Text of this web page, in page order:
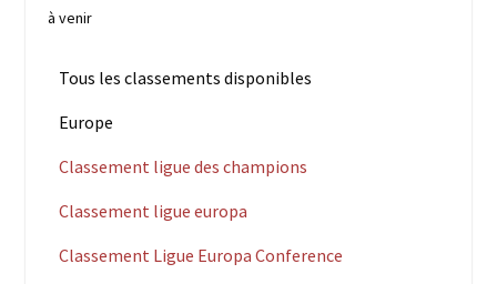
à venir
Tous les classements disponibles
Europe
Classement ligue des champions
Classement ligue europa
Classement Ligue Europa Conference